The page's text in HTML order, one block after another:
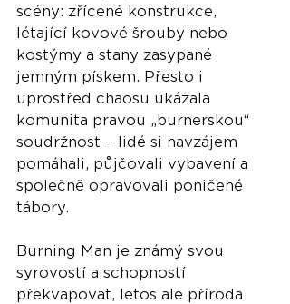
scény: zřícené konstrukce,
létající kovové šrouby nebo
kostýmy a stany zasypané
jemným pískem. Přesto i
uprostřed chaosu ukázala
komunita pravou „burnerskou“
soudržnost – lidé si navzájem
pomáhali, půjčovali vybavení a
společně opravovali poničené
tábory.
Burning Man je známý svou
syrovostí a schopností
překvapovat, letos ale příroda